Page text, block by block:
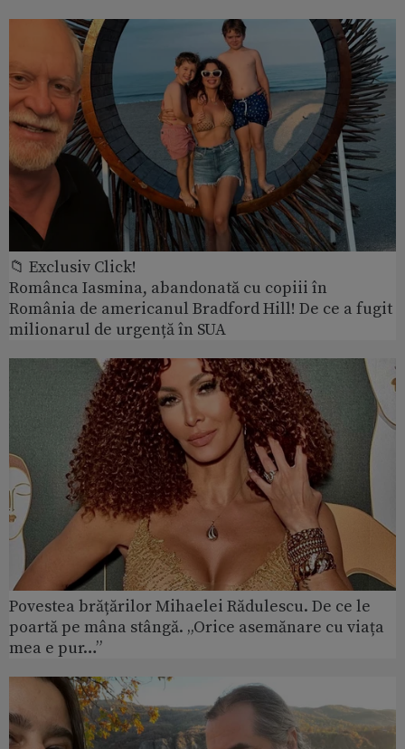
📁 Exclusiv Click!
Românca Iasmina, abandonată cu copiii în
România de americanul Bradford Hill! De ce a fugit
milionarul de urgență în SUA
Povestea brățărilor Mihaelei Rădulescu. De ce le
poartă pe mâna stângă. „Orice asemănare cu viața
mea e pur…”